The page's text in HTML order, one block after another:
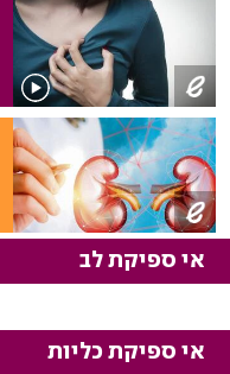
אי ספיקת לב
אי ספיקת כליות